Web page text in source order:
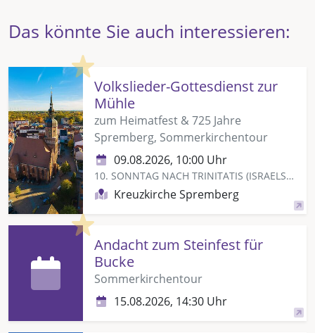
Das könnte Sie auch interessieren:
Highlight
Volkslieder-Gottesdienst zur
Mühle
zum Heimatfest & 725 Jahre
Spremberg, Sommerkirchentour
09.08.2026, 10:00 Uhr
10. SONNTAG NACH TRINITATIS (ISRAELSONNTAG)
Kreuzkirche Spremberg
Highlight
Andacht zum Steinfest für
Bucke
Sommerkirchentour
15.08.2026, 14:30 Uhr